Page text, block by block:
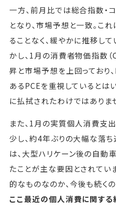
一方、前月比では総合指数・
となり、市場予想と一致。こ
ることなく、緩やかに推移して
かし、1月の消費者物価指数
昇と市場予想を上回っており
あるPCEを重視しているとは
に払拭されたわけではありま
また、1月の実質個人消費支
少し、約4年ぶりの大幅な落
は、大型ハリケーン後の自動
たことが主な要因とされてい
的なものなのか、今後も続く
ここ最近の個人消費に関す